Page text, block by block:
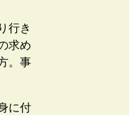
行き
求め
。事
に付